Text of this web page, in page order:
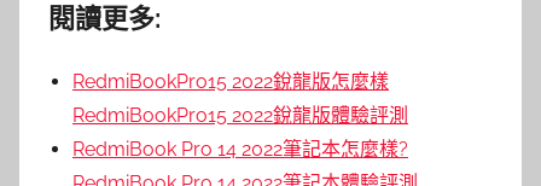
閱讀更多:
RedmiBookPro15 2022銳龍版怎麼樣
RedmiBookPro15 2022銳龍版體驗評測
RedmiBook Pro 14 2022筆記本怎麼樣?